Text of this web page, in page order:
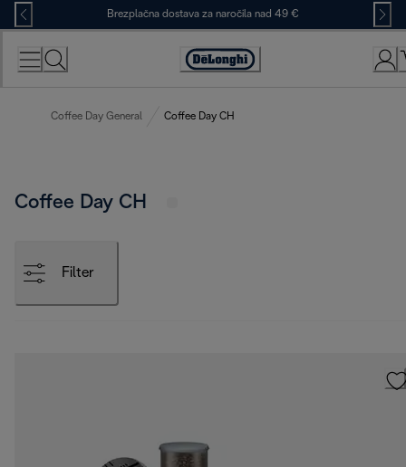
Skip
to
Content
Brezplačna dostava za naročila nad 49 €
Accessibility
Coffee Day General Coffee Day CH
Coffee Day CH
Filter